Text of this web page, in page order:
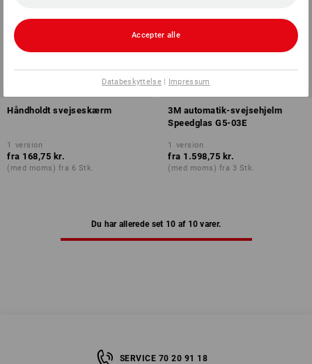
Håndholdt svejseskærm
1 version
fra 168,75 kr.
(med moms) fra 6 Stk.
3M automatik-svejsehjelm
Speedglas G5-03E
1 version
fra 1.598,75 kr.
(med moms) fra 3 Stk.
Du har allerede set 10 af 10 varer.
SERVICE 70 20 91 18
Accepter alle
Databeskyttelse| Impressum